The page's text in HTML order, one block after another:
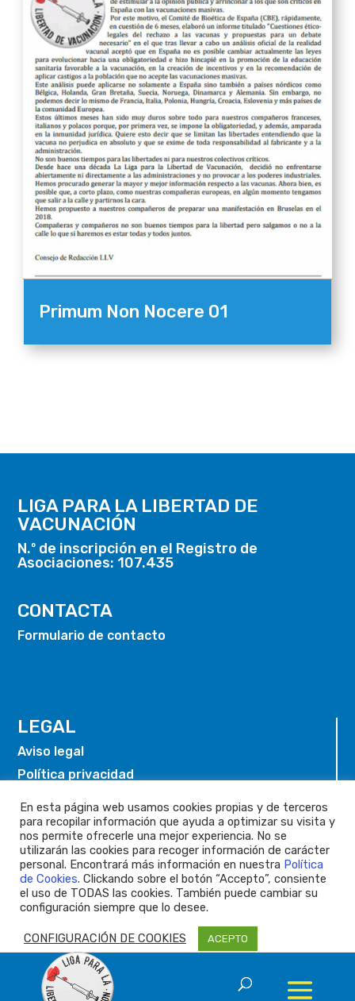
Primum Non Nocere 01
LIGA PARA LA LIBERTAD DE
VACUNACIÓN
N.º de inscripción en el Registro de
Asociaciones: 107.435
CONTACTA
Formulario de contacto
LEGAL
Aviso legal
Política privacidad
En esta página web usamos cookies propias y de terceros
para recopilar información que ayuda a optimizar su visita y
nos permite ofrecerle una mejor experiencia. No se
utilizarán las cookies para recoger información de carácter
personal. Encontrará más información en nuestra Política
de Cookies. Clickando sobre el botón “Accepto”, consiente
el uso de TODAS las cookies. También puede cambiar su
configuración siempre que lo desee.
CONFIGURACIÓN DE COOKIES ACEPTO